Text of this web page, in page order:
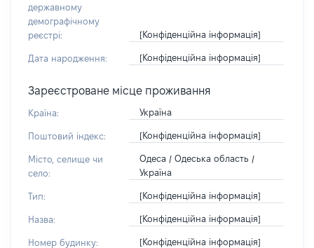
державному
демографічному
реєстрі:
[Конфіденційна інформація]
Дата народження: [Конфіденційна інформація]
Зареєстроване місце проживання
Країна: Україна
Поштовий індекс: [Конфіденційна інформація]
Місто, селище чи
село:
Одеса / Одеська область /
Україна
Тип: [Конфіденційна інформація]
Назва: [Конфіденційна інформація]
Номер будинку: [Конфіденційна інформація]